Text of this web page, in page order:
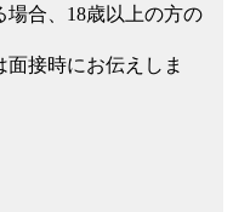
場合、18歳以上の方の
面接時にお伝えしま